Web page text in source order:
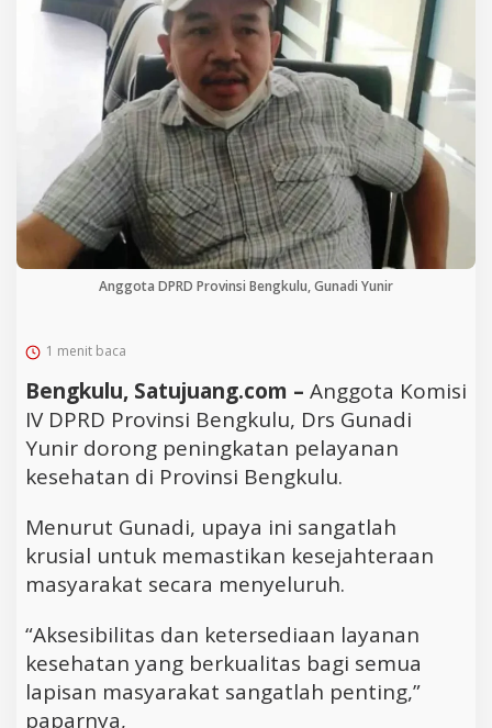
Anggota DPRD Provinsi Bengkulu, Gunadi Yunir
1 menit baca
Bengkulu, Satujuang.com – Anggota Komisi
IV DPRD Provinsi Bengkulu, Drs Gunadi
Yunir dorong peningkatan pelayanan
kesehatan di Provinsi Bengkulu.
Menurut Gunadi, upaya ini sangatlah
krusial untuk memastikan kesejahteraan
masyarakat secara menyeluruh.
“Aksesibilitas dan ketersediaan layanan
kesehatan yang berkualitas bagi semua
lapisan masyarakat sangatlah penting,”
paparnya,